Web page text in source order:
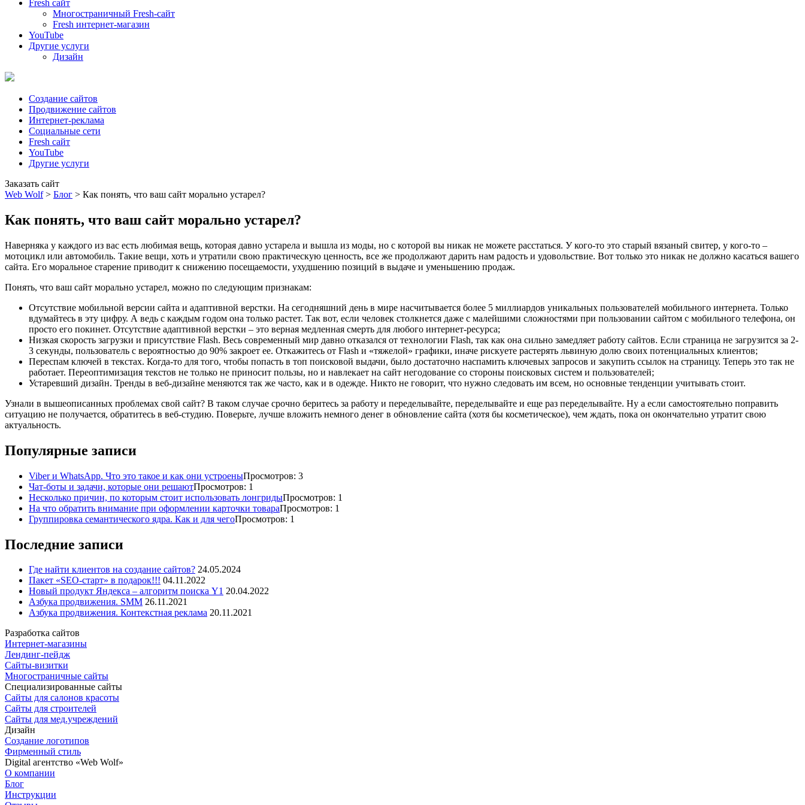
Fresh сайт
Многостраничный Fresh-сайт
Fresh интернет-магазин
YouTube
Другие услуги
Дизайн
Создание сайтов
Продвижение сайтов
Интернет-реклама
Социальные сети
Fresh сайт
YouTube
Другие услуги
Заказать сайт
Web Wolf> Блог > Как понять, что ваш сайт морально устарел?
Как понять, что ваш сайт морально устарел?
Наверняка у каждого из вас есть любимая вещь, которая давно устарела и вышла из моды, но с которой вы никак не можете расстаться. У кого-то это старый вязаный свитер, у кого-то –
мотоцикл или автомобиль. Такие вещи, хоть и утратили свою практическую ценность, все же продолжают дарить нам радость и удовольствие. Вот только это никак не должно касаться вашего
сайта. Его моральное старение приводит к снижению посещаемости, ухудшению позиций в выдаче и уменьшению продаж.
Понять, что ваш сайт морально устарел, можно по следующим признакам:
Отсутствие мобильной версии сайта и адаптивной верстки. На сегодняшний день в мире насчитывается более 5 миллиардов уникальных пользователей мобильного интернета. Только
вдумайтесь в эту цифру. А ведь с каждым годом она только растет. Так вот, если человек столкнется даже с малейшими сложностями при пользовании сайтом с мобильного телефона, он
просто его покинет. Отсутствие адаптивной верстки – это верная медленная смерть для любого интернет-ресурса;
Низкая скорость загрузки и присутствие Flash. Весь современный мир давно отказался от технологии Flash, так как она сильно замедляет работу сайтов. Если страница не загрузится за 2-
3 секунды, пользователь с вероятностью до 90% закроет ее. Откажитесь от Flash и «тяжелой» графики, иначе рискуете растерять львиную долю своих потенциальных клиентов;
Переспам ключей в текстах. Когда-то для того, чтобы попасть в топ поисковой выдачи, было достаточно наспамить ключевых запросов и закупить ссылок на страницу. Теперь это так не
работает. Переоптимизация текстов не только не приносит пользы, но и навлекает на сайт негодование со стороны поисковых систем и пользователей;
Устаревший дизайн. Тренды в веб-дизайне меняются так же часто, как и в одежде. Никто не говорит, что нужно следовать им всем, но основные тенденции учитывать стоит.
Узнали в вышеописанных проблемах свой сайт? В таком случае срочно беритесь за работу и переделывайте, переделывайте и еще раз переделывайте. Ну а если самостоятельно поправить
ситуацию не получается, обратитесь в веб-студию. Поверьте, лучше вложить немного денег в обновление сайта (хотя бы косметическое), чем ждать, пока он окончательно утратит свою
актуальность.
Популярные записи
Viber и WhatsApp. Что это такое и как они устроеныПросмотров: 3
Чат-боты и задачи, которые они решаютПросмотров: 1
Несколько причин, по которым стоит использовать лонгридыПросмотров: 1
На что обратить внимание при оформлении карточки товараПросмотров: 1
Группировка семантического ядра. Как и для чегоПросмотров: 1
Последние записи
Где найти клиентов на создание сайтов? 24.05.2024
Пакет «SEO-старт» в подарок!!! 04.11.2022
Новый продукт Яндекса – алгоритм поиска Y1 20.04.2022
Азбука продвижения. SMM 26.11.2021
Азбука продвижения. Контекстная реклама 20.11.2021
Разработка сайтов
Интернет-магазины
Лендинг-пейдж
Сайты-визитки
Многостраничные сайты
Специализированные сайты
Сайты для салонов красоты
Сайты для строителей
Сайты для мед.учреждений
Дизайн
Создание логотипов
Фирменный стиль
Digital агентство «Web Wolf»
О компании
Блог
Инструкции